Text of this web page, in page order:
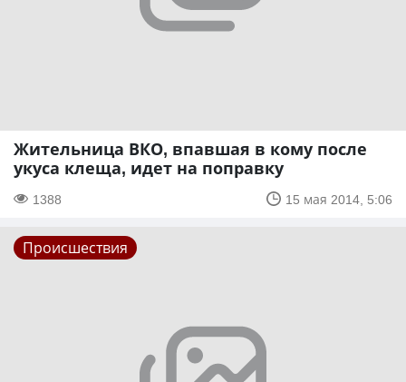
Жительница ВКО, впавшая в кому после
укуса клеща, идет на поправку
1388 15 мая 2014, 5:06
Происшествия